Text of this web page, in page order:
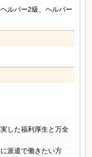
ルパー2級、ヘルパー
した福利厚生と万全
派遣で働きたい方